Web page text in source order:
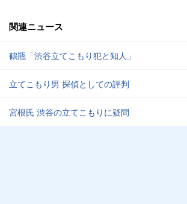
関連ニュース
鶴瓶「渋谷立てこもり犯と知人」
立てこもり男 探偵としての評判
宮根氏 渋谷の立てこもりに疑問